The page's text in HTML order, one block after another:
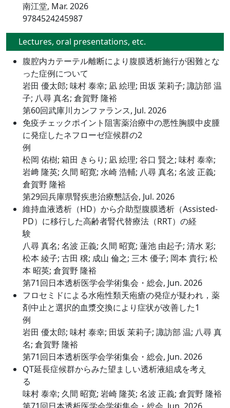
南江堂, Mar. 2026
9784524245987
Lectures, oral presentations, etc.
腹腔内カテーテル離断により腹膜透析施行が困難とな
った症例について
岩田 優太郎; 味村 泰幸; 凪 絵理; 田坂 茉莉子; 諏訪部 温
子; 八尋 真名; 倉賀野 隆裕
第60回武庫川カンファランス, Jul. 2026
免疫チェックポイント阻害薬治療中の悪性胸膜中皮腫
に発症したネフローゼ症候群の2
例
松岡 佑樹; 箱田 きらり; 凪 絵理; 谷口 賢之; 味村 泰幸;
岩﨑 隆英; 久間 昭寛; 水崎 浩輔; 八尋 真名; 名波 正義;
倉賀野 隆裕
第29回兵庫県腎疾患治療懇話会, Jul. 2026
維持血液透析（HD）から介助型腹膜透析（Assisted-
PD）に移行した高齢者腎代替療法（RRT）の経
験
八尋 真名; 名波 正義; 久間 昭寛; 蓮池 由起子; 清水 彩;
松本 綾子; 古田 穣; 成山 倫之; 三木 優子; 岡本 貴行; 松
本 昭英; 倉賀野 隆裕
第71回日本透析医学会学術集会・総会, Jun. 2026
フロセミドによる水疱性類天疱瘡の発症が疑われ，薬
剤中止と選択的血漿交換により症状が改善した1
例
岩田 優太郎; 味村 泰幸; 田坂 茉莉子; 諏訪部 温; 八尋 真
名; 倉賀野 隆裕
第71回日本透析医学会学術集会・総会, Jun. 2026
QT延長症候群からみた望ましい透析液組成を考え
る
味村 泰幸; 久間 昭寛; 岩崎 隆英; 名波 正義; 倉賀野 隆裕